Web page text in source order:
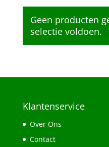
Geen producten
selectie voldoen.
Klantenservice
Over Ons
Contact